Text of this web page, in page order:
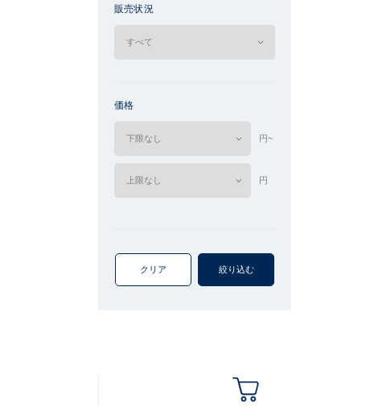
販売状況
価格
円~
円
クリア 絞り込む